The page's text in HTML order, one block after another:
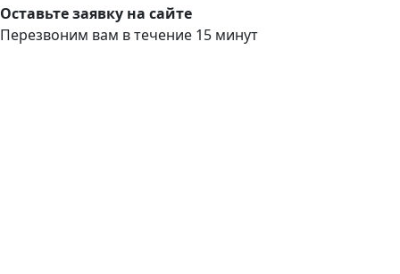
Оставьте заявку на сайте
Перезвоним вам в течение 15 минут